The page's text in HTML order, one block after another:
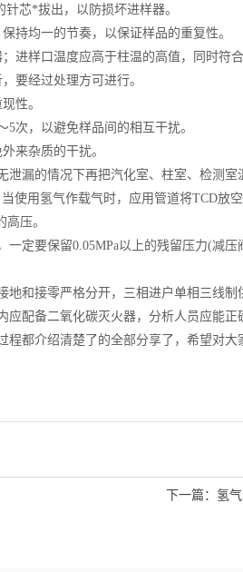
芯*拔出，以防损坏进样器。
均一的节奏，以保证样品的重复性。
样口温度应高于柱温的高值，同时符合
要经过处理方可进行。
性。
，以避免样品间的相互干扰。
来杂质的干扰。
漏的情况下再把汽化室、柱室、检测室
用氢气作载气时，应用管道将TCD放空
压。
要保留0.05MPa以上的残留压力(减压
和接零严格分开，三相进户单相三线制
配备二氧化碳灭火器，分析人员应能正
介绍清楚了的全部分享了，希望对大
下一篇： 氢